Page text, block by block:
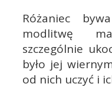
Różaniec
modlitwę
szczególnie
było jej
od nich uczyć i